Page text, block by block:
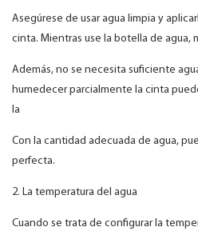
Asegúrese de usar agua limpia y
cinta. Mientras use la botella de agua,
Además, no se necesita suficiente
humedecer parcialmente la cinta
la
Con la cantidad adecuada de agua,
perfecta.
2. La temperatura del agua
Cuando se trata de configurar la